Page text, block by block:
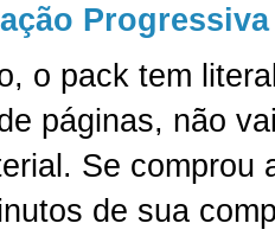
Progressiva
o pack tem
páginas, não
Se comprou
de sua